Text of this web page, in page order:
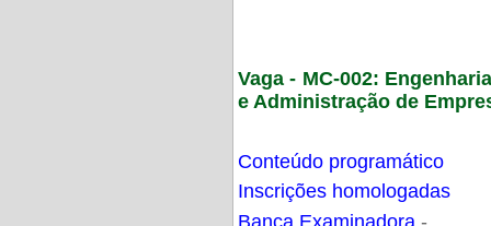
Vaga - MC-002:
e Administração de
Conteúdo programático
Inscrições homologadas
Banca Examinadora -